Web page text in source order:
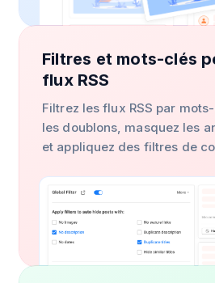
Filtres et mots-clés
flux RSS
Filtrez les flux RSS par
les doublons, masquez les
et appliquez des filtres de